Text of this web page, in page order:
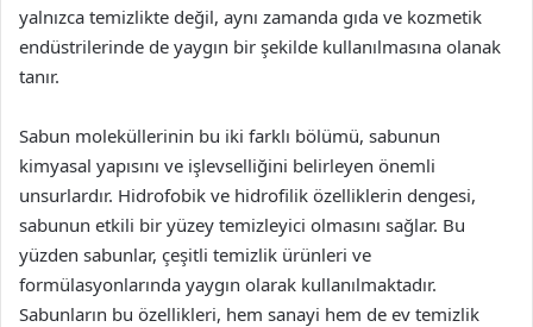
yalnızca temizlikte değil, aynı zamanda gıda ve kozmetik
endüstrilerinde de yaygın bir şekilde kullanılmasına olanak
tanır.
Sabun moleküllerinin bu iki farklı bölümü, sabunun
kimyasal yapısını ve işlevselliğini belirleyen önemli
unsurlardır. Hidrofobik ve hidrofilik özelliklerin dengesi,
sabunun etkili bir yüzey temizleyici olmasını sağlar. Bu
yüzden sabunlar, çeşitli temizlik ürünleri ve
formülasyonlarında yaygın olarak kullanılmaktadır.
Sabunların bu özellikleri, hem sanayi hem de ev temizlik